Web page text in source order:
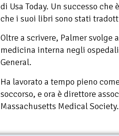
di Usa Today. Un successo
che i suoi libri sono stati
Oltre a scrivere, Palmer
medicina interna negli
General.
Ha lavorato a tempo pieno
soccorso, e ora è direttore
Massachusetts Medical Society.